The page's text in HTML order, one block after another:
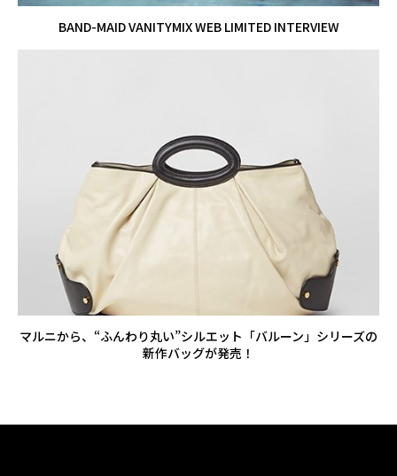
BAND-MAID VANITYMIX WEB LIMITED INTERVIEW
マルニから、“ふんわり丸い”シルエット「バルーン」シリーズの
新作バッグが発売！